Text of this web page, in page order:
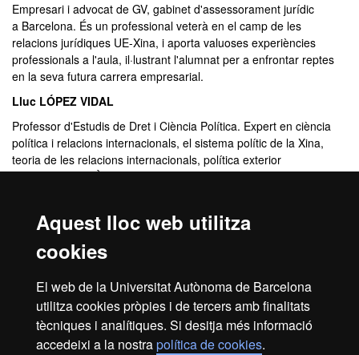
Aquest lloc web utilitza
cookies
El web de la Universitat Autònoma de Barcelona
utilitza cookies pròpies i de tercers amb finalitats
tècniques i analítiques. Si desitja més informació
accedeixi a la nostrapolítica de cookies.
Empresari i advocat de GV, gabinet d'assessorament jurídic
a Barcelona. És un professional veterà en el camp de les
relacions jurídiques UE-Xina, i aporta valuoses experiències
professionals a l'aula, il·lustrant l'alumnat per a enfrontar reptes
en la seva futura carrera empresarial.
Lluc LÓPEZ VIDAL
Professor d'Estudis de Dret i Ciència Política. Expert en ciència
política i relacions internacionals, el sistema polític de la Xina,
teoria de les relacions internacionals, política exterior
i regionalisme a Àsia-Pacífic.
Empresària, assessora sènior i experta en la gestió de les pimes,
amb l'enfocament d'aconseguir millors resultats tot reforçant
l'estratègia i la implementació empresarial i comercial de
reals de màrqueting i de pimes per inspirar i il·luminar l'alumnat a
imbuir-se d'esperit emprenedor al camp empresarial d'UE-Xina.